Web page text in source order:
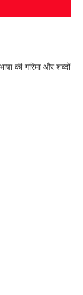
की गरिमा और शब्‍दों